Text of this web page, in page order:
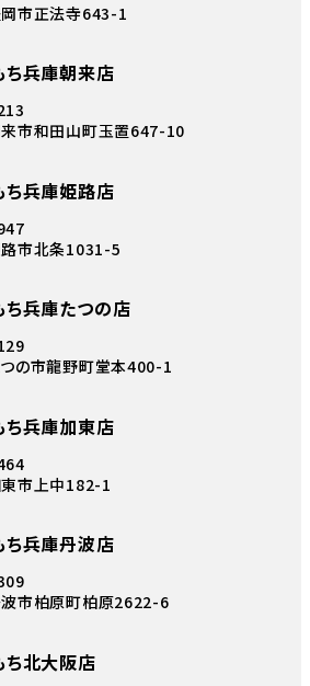
市正法寺643-1
ち兵庫朝来店
市和田山町玉置647-10
ち兵庫姫路店
市北条1031-5
ち兵庫たつの店
の市龍野町堂本400-1
ち兵庫加東店
市上中182-1
ち兵庫丹波店
市柏原町柏原2622-6
ち北大阪店